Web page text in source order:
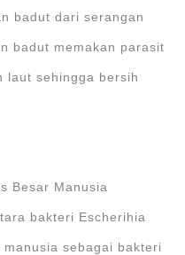
badut dari serangan
badut memakan parasit
laut sehingga bersih
Besar Manusia
bakteri Escherihia
sebagai bakteri